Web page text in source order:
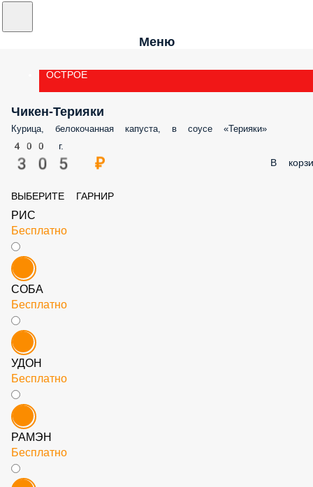
Меню
ОСТРОЕ
Чикен-Терияки
Курица, белокочанная капуста, в соусе «Терияки»
400 г.
305 ₽ В
ВЫБЕРИТЕ ГАРНИР
РИС
Бесплатно
Бесплатно
УДОН
Бесплатно